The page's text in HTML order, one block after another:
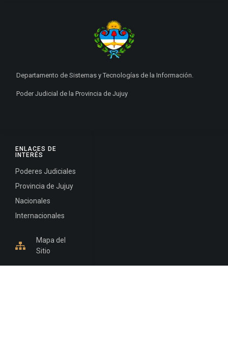
ENLACES DE
INTERÉS
Poderes Judiciales
Provincia de Jujuy
Nacionales
Internacionales
Mapa del
Sitio
Departamento de Sistemas y Tecnologías de la Información.
Poder Judicial de la Provincia de Jujuy